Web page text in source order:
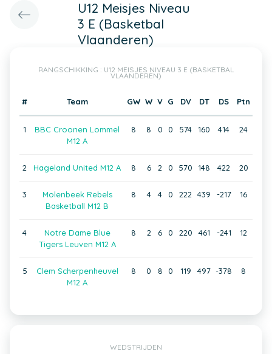
U12 Meisjes Niveau
3 E (Basketbal
Vlaanderen)
RANGSCHIKKING : U12 MEISJES NIVEAU 3 E (BASKETBAL
VLAANDEREN)
# Team GW W V G DV DT DS Ptn
1
BBC Croonen Lommel
M12 A
8 8 0 0 574 160 414 24
2 Hageland United M12 A 8 6 2 0 570 148 422 20
3
Molenbeek Rebels
Basketball M12 B
8 4 4 0 222 439 -217 16
4
Notre Dame Blue
Tigers Leuven M12 A
8 2 6 0 220 461 -241 12
5
Clem Scherpenheuvel
M12 A
8 0 8 0 119 497 -378 8
WEDSTRIJDEN